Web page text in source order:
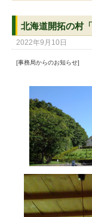
北海道開拓の村
2022年9月10日
[事務局からのお知らせ]